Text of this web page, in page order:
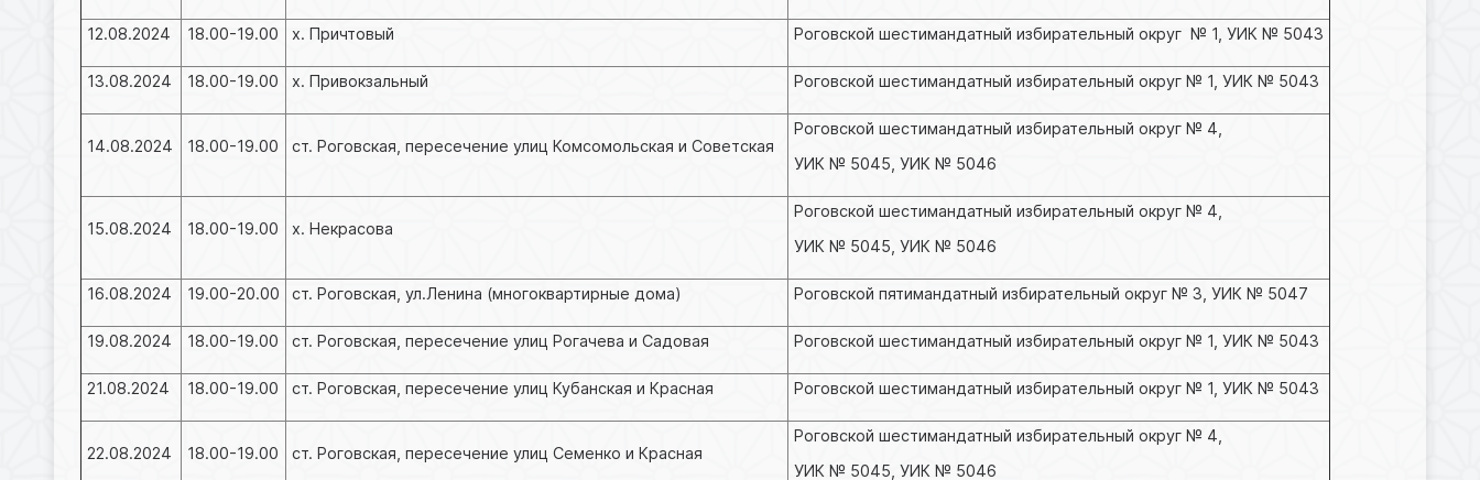
12.08.2024 18.00-19.00 х. Причтовый Роговской шестимандатный избирательный округ № 1, УИК № 5043
13.08.2024 18.00-19.00 х. Привокзальный Роговской шестимандатный избирательный округ № 1, УИК № 5043
14.08.2024 18.00-19.00 ст. Роговская, пересечение улиц Комсомольская и Советская
Роговской шестимандатный избирательный округ № 4,
УИК № 5045, УИК № 5046
15.08.2024 18.00-19.00 х. Некрасова
Роговской шестимандатный избирательный округ № 4,
УИК № 5045, УИК № 5046
16.08.2024 19.00-20.00 ст. Роговская, ул.Ленина (многоквартирные дома) Роговской пятимандатный избирательный округ № 3, УИК № 5047
19.08.2024 18.00-19.00 ст. Роговская, пересечение улиц Рогачева и Садовая Роговской шестимандатный избирательный округ № 1, УИК № 5043
21.08.2024 18.00-19.00 ст. Роговская, пересечение улиц Кубанская и Красная Роговской шестимандатный избирательный округ № 1, УИК № 5043
22.08.2024 18.00-19.00 ст. Роговская, пересечение улиц Семенко и Красная
Роговской шестимандатный избирательный округ № 4,
УИК № 5045, УИК № 5046